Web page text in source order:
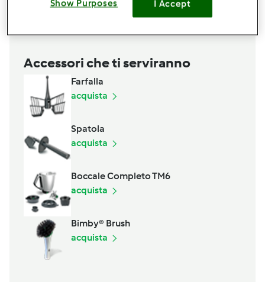
Aggiungi alla lista della spesa
Accessori che ti serviranno
Farfalla
acquista
Spatola
acquista
Boccale Completo TM6
acquista
Bimby® Brush
acquista
Show Purposes I Accept